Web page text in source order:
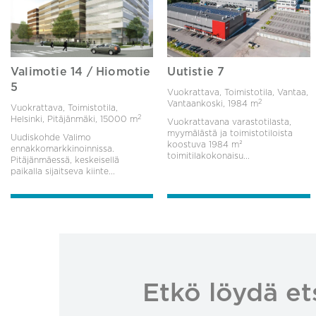
Valimotie 14 / Hiomotie
5
Vuokrattava, Toimistotila,
Helsinki, Pitäjänmäki, 15000 m2
Uudiskohde Valimo
ennakkomarkkinoinnissa.
Pitäjänmäessä, keskeisellä
paikalla sijaitseva kiinte...
Uutistie 7
Vuokrattava, Toimistotila, Vantaa,
Vantaankoski,1984 m2
Vuokrattavana varastotilasta,
myymälästä ja toimistotiloista
koostuva 1984 m²
toimitilakokonaisu...
Etkö löydä